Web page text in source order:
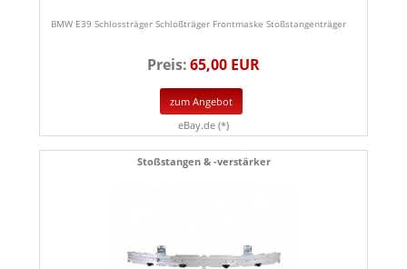
BMW E39 Schlossträger Schloßträger Frontmaske Stoßstangenträger
Preis:65,00 EUR
zum Angebot
eBay.de (*)
Stoßstangen & -verstärker